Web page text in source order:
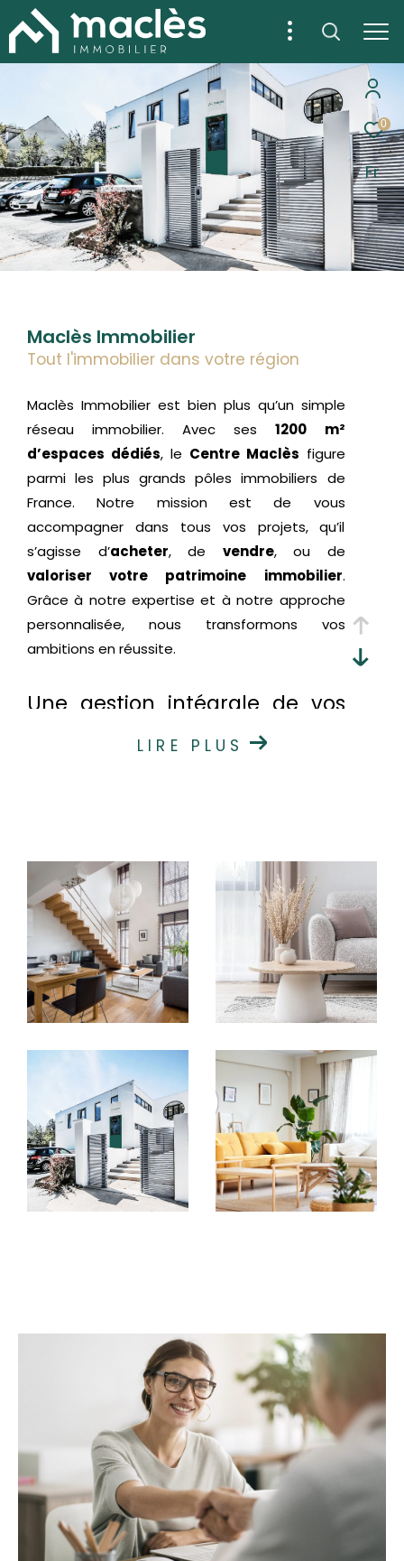
0
Fr
Maclès Immobilier
Tout l'immobilier dans votre région
Maclès Immobilier est bien plus qu’un simple
réseau immobilier. Avec ses1200 m²
d’espaces dédiés, le Centre Maclès figure
parmi les plus grands pôles immobiliers de
France. Notre mission est de vous
accompagner dans tous vos projets, qu’il
s’agisse d’acheter, de vendre, ou de
valoriser votre patrimoine immobilier.
Grâce à notre expertise et à notre approche
personnalisée, nous transformons vos
ambitions en réussite.
Une gestion intégrale de vos
projets immobiliers
appartement, la vente d’une maison ou
encore la gestion de biens immobiliers, nos
conseillers vous offrent un
accompagnement sur mesure
à chaque
étape. Nous collaborons avec des experts de
confiance – notaires, diagnostiqueurs,
courtiers et bien d'autres – pour garantir une
à vos besoins.
Un centre collaboratif pour
vous offrir plus
Nous avons créé uncentre d’affaires unique,
pensé pour offrir à nos clients une solution
à toutes vos attentes. Avec Maclès Immobilier,
bénéficiez d’une prise en charge globale et
d’un service alliant proximité,
professionnalisme et excellence.
LIRE PLUS